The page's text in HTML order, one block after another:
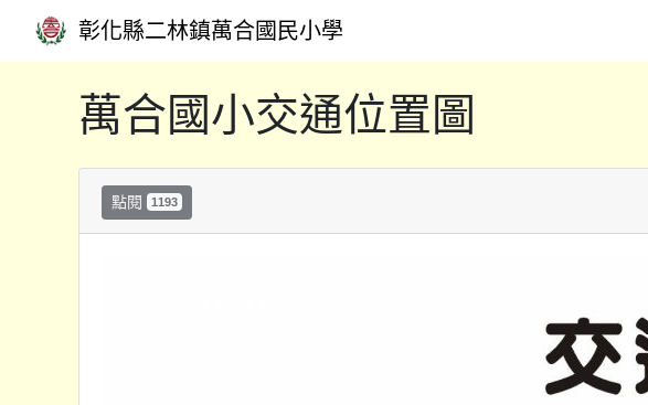
彰化縣二林鎮萬合國民小學
萬合國小交通位置圖
點閱 1193